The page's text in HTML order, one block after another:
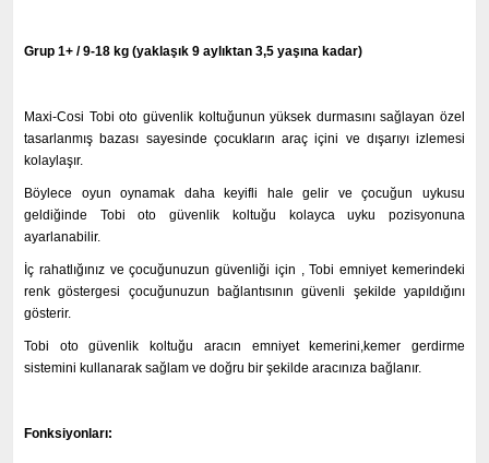
Grup 1+ / 9-18 kg (yaklaşık 9 aylıktan 3,5 yaşına kadar)
Maxi-Cosi Tobi oto güvenlik koltuğunun yüksek durmasını sağlayan özel
tasarlanmış bazası sayesinde çocukların araç içini ve dışarıyı izlemesi
kolaylaşır.
Böylece oyun oynamak daha keyifli hale gelir ve çocuğun uykusu
geldiğinde Tobi oto güvenlik koltuğu kolayca uyku pozisyonuna
ayarlanabilir.
İç rahatlığınız ve çocuğunuzun güvenliği için , Tobi emniyet kemerindeki
renk göstergesi çocuğunuzun bağlantısının güvenli şekilde yapıldığını
gösterir.
Tobi oto güvenlik koltuğu aracın emniyet kemerini,kemer gerdirme
sistemini kullanarak sağlam ve doğru bir şekilde aracınıza bağlanır.
Fonksiyonları: